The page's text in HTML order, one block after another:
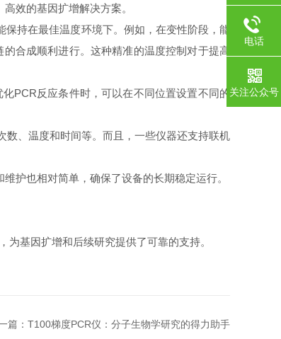
效的基因扩增解决方案。
持在最佳温度环境下。例如，在变性阶段，能
合成顺利进行。这种精准的温度控制对于提高
PCR反应条件时，可以在不同位置设置不同的
、温度和时间等。而且，一些仪器还支持联机
护也相对简单，确保了设备的长期稳定运行。
基因扩增和后续研究提供了可靠的支持。
篇： T100梯度PCR仪：分子生物学研究的得力助手
电话
关注公众号